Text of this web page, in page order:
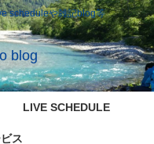
scheduleや雑記blog等
blog
LIVE SCHEDULE
ス